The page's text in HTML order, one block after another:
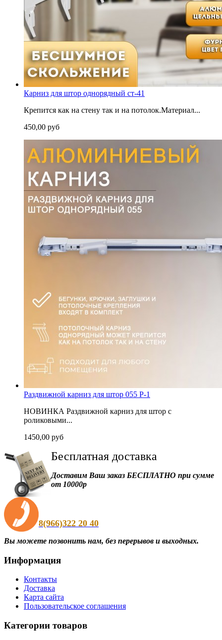
Карниз для штор однорядный ст-41
Крепится как на стену так и на потолок.Материал...
450,00 руб
Раздвижной карниз для штор 055 P-1
НОВИНКА Раздвижной карниз для штор с
роликовыми...
1450,00 руб
Бесплатная доставка
Доставим Ваш заказ БЕСПЛАТНО при сумме
от 10000р
8(966)322 20 40
Вы можете позвонить нам, без перерывов и выходных.
Информация
Контакты
Доставка
Карта сайта
Пользовательское соглашения
Категории товаров